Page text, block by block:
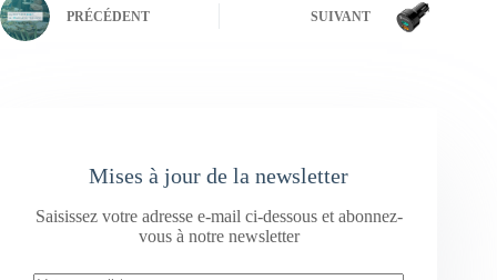
PRÉCÉDENT SUIVANT
Mises à jour de la newsletter
Saisissez votre adresse e-mail ci-dessous et abonnez-
vous à notre newsletter